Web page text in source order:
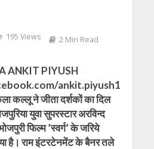
195 Views 2 Min Read
ANKIT PIYUSH
ankit.piyush1
कल्लू ने जीता दर्शकों का दिल
युवा सुपरस्टार अरविन्द
फिल्म ’स्वर्ग’ के जरिये
है। राम इंटरटेनमेंट के बैनर तले